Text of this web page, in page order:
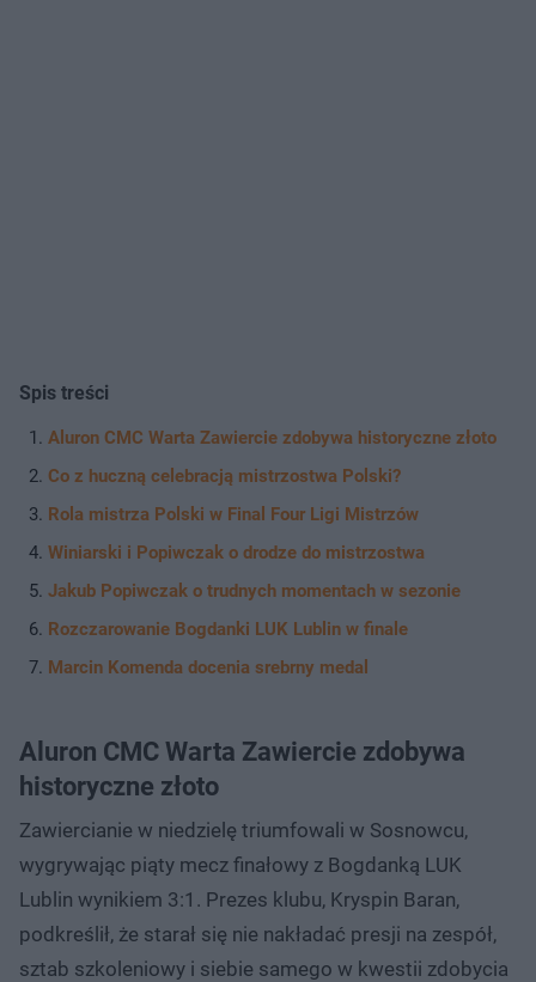
Spis treści
Aluron CMC Warta Zawiercie zdobywa historyczne złoto
Co z huczną celebracją mistrzostwa Polski?
Rola mistrza Polski w Final Four Ligi Mistrzów
Winiarski i Popiwczak o drodze do mistrzostwa
Jakub Popiwczak o trudnych momentach w sezonie
Rozczarowanie Bogdanki LUK Lublin w finale
Marcin Komenda docenia srebrny medal
Aluron CMC Warta Zawiercie zdobywa
historyczne złoto
Zawiercianie w niedzielę triumfowali w Sosnowcu,
wygrywając piąty mecz finałowy z Bogdanką LUK
Lublin wynikiem 3:1. Prezes klubu, Kryspin Baran,
podkreślił, że starał się nie nakładać presji na zespół,
sztab szkoleniowy i siebie samego w kwestii zdobycia